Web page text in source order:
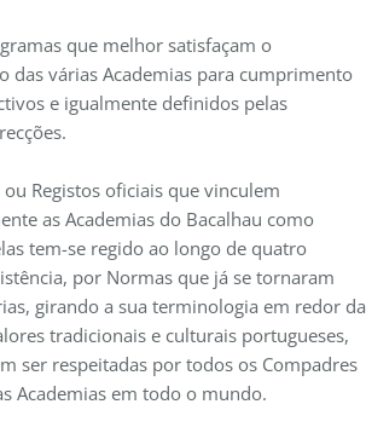
que melhor satisfaçam o
das várias Academias para cumprimento
e igualmente definidos pelas
ou Registos oficiais que vinculem
as Academias do Bacalhau como
tem-se regido ao longo de quatro
por Normas que já se tornaram
girando a sua terminologia em redor da
tradicionais e culturais portugueses,
ser respeitadas por todos os Compadres
Academias em todo o mundo.